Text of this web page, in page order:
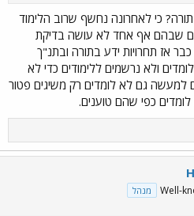
תורה? כי לאחרונה נחשף שרוב הלימוד
שבהם אף אחד לא עושה בדיקת
אז תחרויות ידע בתורה ובתנ"ך
ולא נרשמים ללימודים כדי לא
למעשה גם לא לומדים רק משיגים פטור
כפי שהם טוענים.
Well- מנהל